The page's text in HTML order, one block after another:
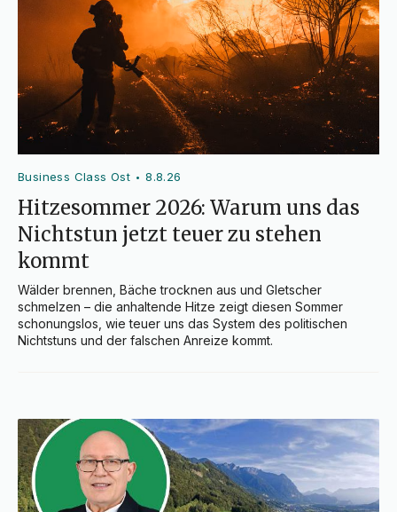
Business Class Ost •8.8.26
Hitzesommer 2026: Warum uns das
Nichtstun jetzt teuer zu stehen
kommt
Wälder brennen, Bäche trocknen aus und Gletscher
schmelzen – die anhaltende Hitze zeigt diesen Sommer
schonungslos, wie teuer uns das System des politischen
Nichtstuns und der falschen Anreize kommt.